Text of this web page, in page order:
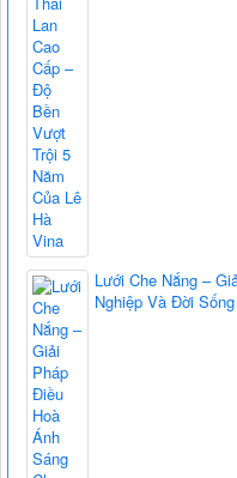
Lưới Che Nắng –
Nghiệp Và Đời Sống